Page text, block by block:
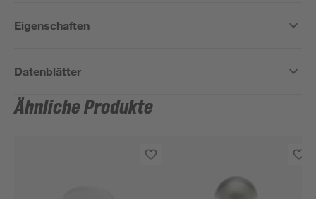
Eigenschaften
Datenblätter
Ähnliche Produkte